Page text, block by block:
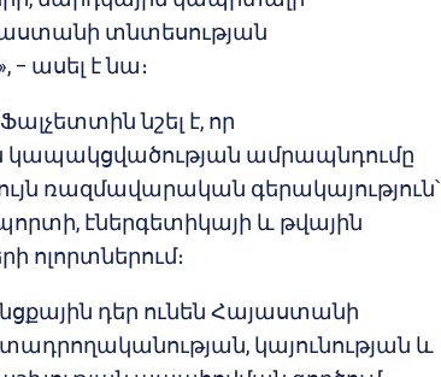
տնտեսության
– ասել է նա։
նշել է, որ
ամրապնդումը
ռազմավարական գերակայություն՝
էներգետիկայի և թվային
ոլորտներում։
դեր ունեն Հայաստանի
կայունության և